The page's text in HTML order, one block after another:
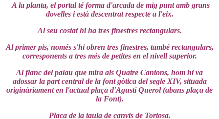
A la planta, el portal té forma d'arcada de mig punt amb grans
dovelles i està descentrat respecte a l'eix.
Al seu costat hi ha tres finestres rectangulars.
Al primer pis, només s'hi obren tres finestres, també rectangulars,
corresponents a tres més de petites en el nivell superior.
Al flanc del palau que mira als Quatre Cantons, hom hi va
adossar la part central de la font gòtica del segle XIV, situada
originàriament en l'actual plaça d'Agustí Querol (abans plaça de
la Font).
Placa de la taula de canvis de Tortosa.